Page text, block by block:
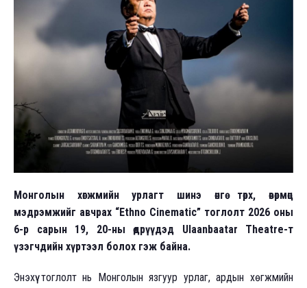
Монголын хөгжмийн урлагт шинэ өнгө төрх, өвөрмөц
мэдрэмжийг авчрах “Ethno Cinematic” тоглолт 2026 оны
6-р сарын 19, 20-ны өдрүүдэд Ulaanbaatar Theatre-т
үзэгчдийн хүртээл болох гэж байна.
Энэхүү тоглолт нь Монголын язгуур урлаг, ардын хөгжмийн